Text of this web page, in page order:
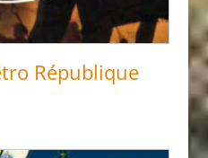
République